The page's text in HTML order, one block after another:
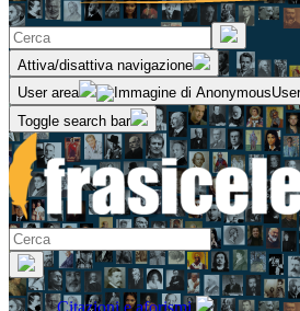
Attiva/disattiva navigazione
User area
Toggle search bar
Citazioni e aforismi